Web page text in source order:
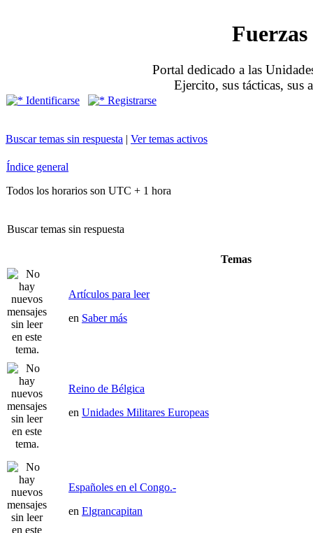
Portal dedicado a las
Ejercito, sus tácticas, sus
Identificarse Registrarse
Buscar temas sin respuesta | Ver temas activos
Índice general
Todos los horarios son UTC + 1 hora
Buscar temas sin respuesta
Temas
Artículos para leer
en Saber más
Reino de Bélgica
en Unidades Militares Europeas
Españoles en el Congo.-
en Elgrancapitan